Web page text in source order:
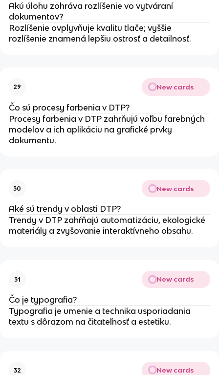
Akú úlohu zohráva rozlíšenie vo vytváraní
dokumentov?
Rozlíšenie ovplyvňuje kvalitu tlače; vyššie
rozlíšenie znamená lepšiu ostrosť a detailnosť.
29 New cards
Čo sú procesy farbenia v DTP?
Procesy farbenia v DTP zahrňujú voľbu farebných
modelov a ich aplikáciu na grafické prvky
dokumentu.
30 New cards
Aké sú trendy v oblasti DTP?
Trendy v DTP zahŕňajú automatizáciu, ekologické
materiály a zvyšovanie interaktívneho obsahu.
31 New cards
Čo je typografia?
Typografia je umenie a technika usporiadania
textu s dôrazom na čitateľnosť a estetiku.
32 New cards